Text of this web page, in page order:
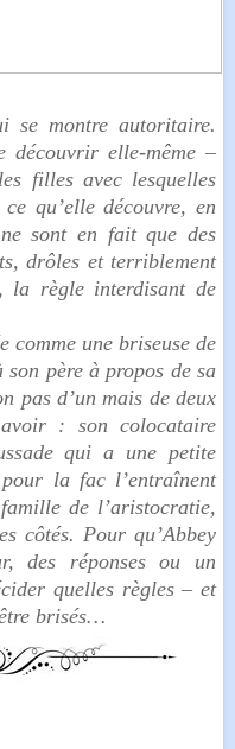
se montre autoritaire.
elle-même –
filles avec lesquelles
qu’elle découvre, en
sont en fait que des
drôles et terriblement
la règle interdisant de
comme une briseuse de
père à propos de sa
pas d’un mais de deux
: son colocataire
qui a une petite
la fac l’entraînent
de l’aristocratie,
côtés. Pour qu’Abbey
des réponses ou un
quelles règles – et
brisés…